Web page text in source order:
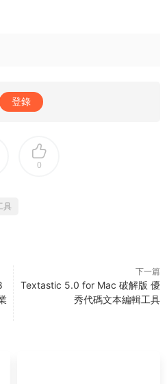
登錄
0
具
下一篇
Textastic 5.0 for Mac 破解版 優
秀代碼文本編輯工具